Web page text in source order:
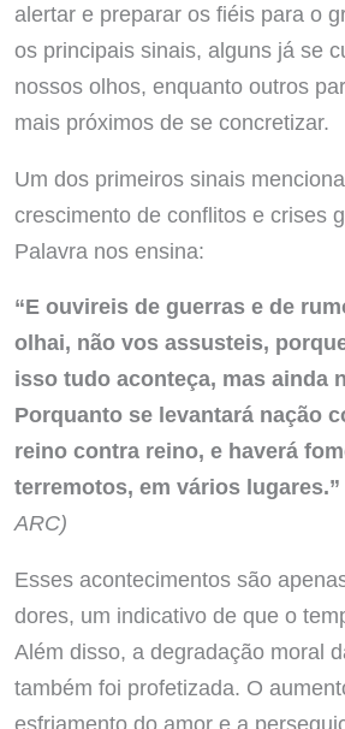
alertar e preparar os fiéis para o
os principais sinais, alguns já se
nossos olhos, enquanto outros
mais próximos de se concretizar.
Um dos primeiros sinais
crescimento de conflitos e crises
Palavra nos ensina:
“E ouvireis de guerras e de
olhai, não vos assusteis,
isso tudo aconteça, mas ainda
Porquanto se levantará nação
reino contra reino, e haverá
terremotos, em vários lugares.”
ARC)
Esses acontecimentos são
dores, um indicativo de que o
Além disso, a degradação moral
também foi profetizada. O
esfriamento do amor e a